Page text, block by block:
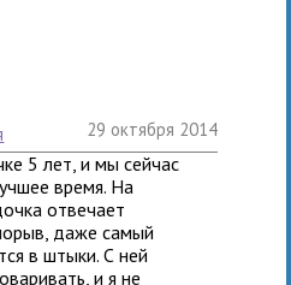
29 октября 2014
5 лет, и мы сейчас
время. На
отвечает
даже самый
в штыки. С ней
и я не